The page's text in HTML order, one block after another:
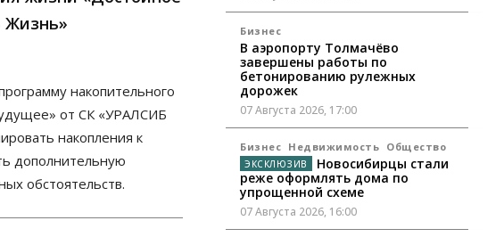
Жизнь»
накопительного
от СК «УРАЛСИБ
накопления к
дополнительную
обстоятельств.
Бизнес
В аэропорту Толмачёво
завершены работы по
бетонированию рулежных
дорожек
07 Августа 2026, 17:00
Бизнес Недвижимость Общество
Новосибирцы стали
реже оформлять дома по
упрощенной схеме
07 Августа 2026, 16:00